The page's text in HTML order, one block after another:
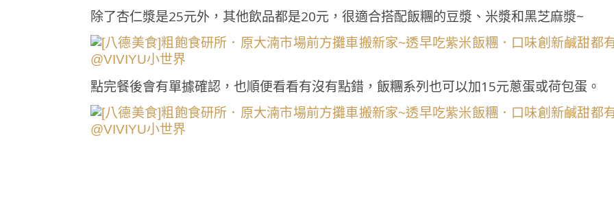
除了杏仁漿是25元外，其他飲品都是20元，很適合搭配飯糰的豆漿、米漿和黑芝麻漿~
點完餐後會有單據確認，也順便看看有沒有點錯，飯糰系列也可以加15元蔥蛋或荷包蛋。